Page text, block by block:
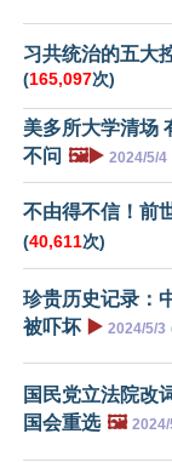
习共统治的五大
(165,097次)
美多所大学清场
不问 🖼️▶️ 2024/5/4
不由得不信！前
(40,611次)
珍贵历史记录：
被吓坏 ▶️ 2024/5/3
国民党立法院改
国会重选 🖼️ 2024/